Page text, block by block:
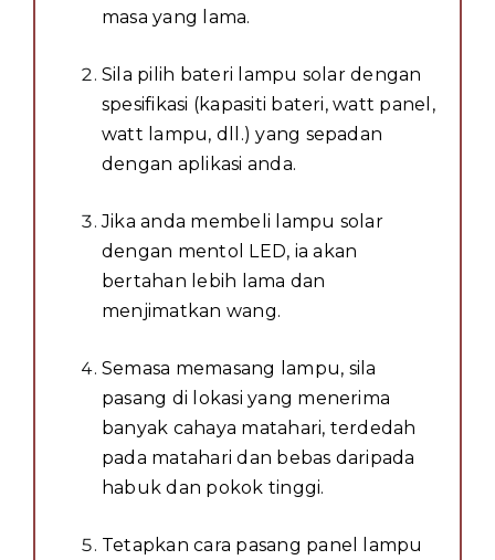
masa yang lama.
Sila pilih bateri lampu solar dengan
spesifikasi (kapasiti bateri, watt panel,
watt lampu, dll.) yang sepadan
dengan aplikasi anda.
Jika anda membeli lampu solar
dengan mentol LED, ia akan
bertahan lebih lama dan
menjimatkan wang.
Semasa memasang lampu, sila
pasang di lokasi yang menerima
banyak cahaya matahari, terdedah
pada matahari dan bebas daripada
habuk dan pokok tinggi.
Tetapkan cara pasang panel lampu